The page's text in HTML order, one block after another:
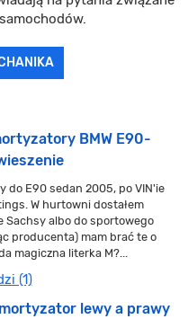
BMW E90-
do E90 sedan 2005, po VIN'ie
W hurtowni dostałem
Sachsy albo do sportowego
producenta) mam brać te o
magiczna literka M?...
(1)
lewy a prawy